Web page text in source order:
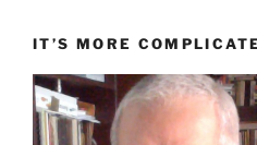
IT’S MORE